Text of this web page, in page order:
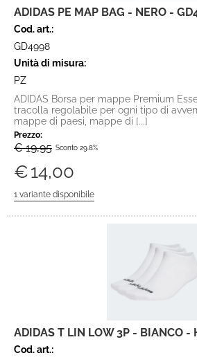
ADIDAS PE MAP BAG - NERO -
Cod. art.:
GD4998
Unità di misura:
PZ
ADIDAS Borsa per mappe Premium
tracolla regolabile per ogni tipo di
mappe di paesi, mappe di [...]
Prezzo:
€ 19,95 Sconto 29.8%
€14,00
ADIDAS T LIN LOW 3P - BIANCO -
Cod. art.: